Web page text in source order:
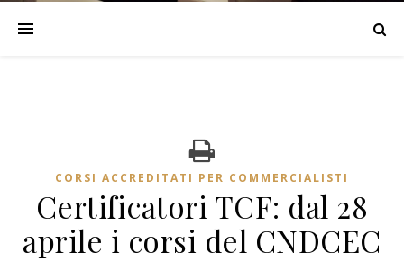
CORSI ACCREDITATI PER COMMERCIALISTI
Certificatori TCF: dal 28
aprile i corsi del CNDCEC